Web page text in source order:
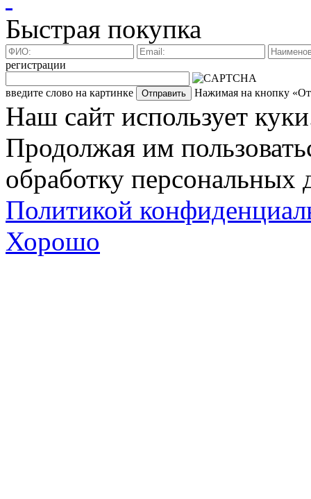
Быстрая покупка
регистрации
введите слово на картинке Нажимая на кнопку
Наш сайт использует
Продолжая им
обработку персональных
Политикой
Хорошо